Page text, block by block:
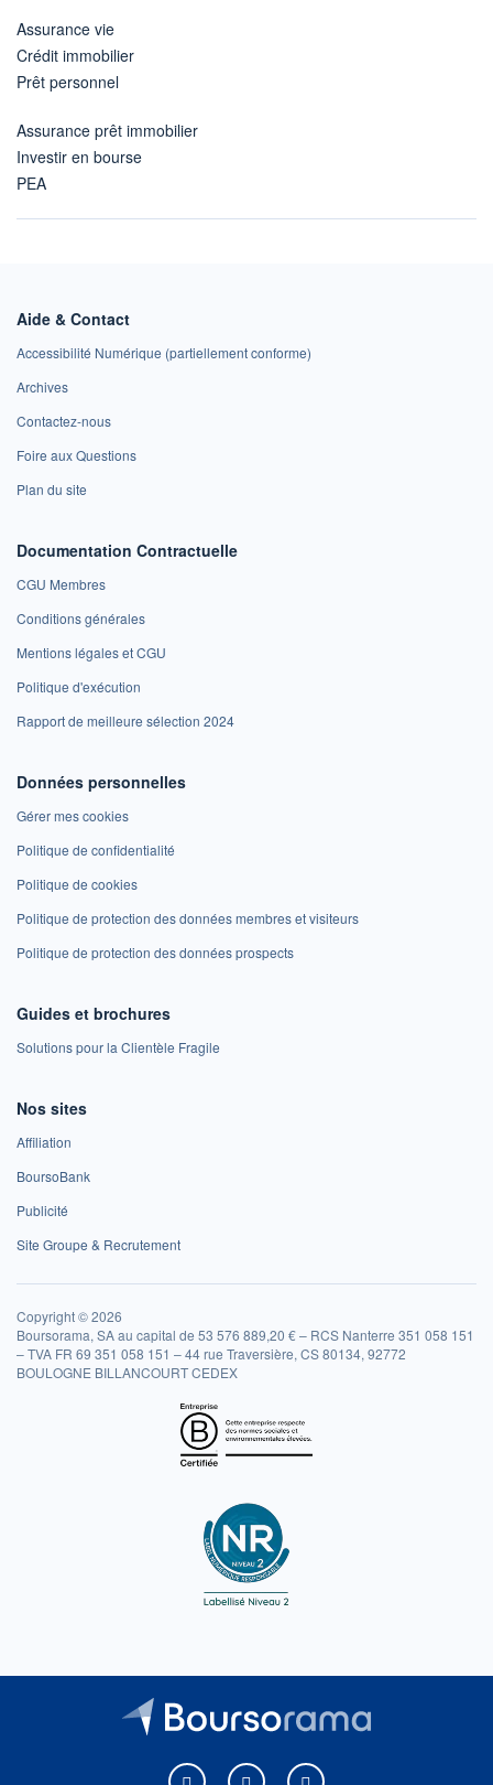
Assurance vie
Crédit immobilier
Prêt personnel
Assurance prêt immobilier
Investir en bourse
PEA
Aide & Contact
Accessibilité Numérique (partiellement conforme)
Archives
Contactez-nous
Foire aux Questions
Plan du site
Documentation Contractuelle
CGU Membres
Conditions générales
Mentions légales et CGU
Politique d'exécution
Rapport de meilleure sélection 2024
Données personnelles
Gérer mes cookies
Politique de confidentialité
Politique de cookies
Politique de protection des données membres et visiteurs
Politique de protection des données prospects
Guides et brochures
Solutions pour la Clientèle Fragile
Nos sites
Affiliation
BoursoBank
Publicité
Site Groupe & Recrutement
Copyright © 2026
Boursorama, SA au capital de 53 576 889,20 € – RCS Nanterre 351 058 151
– TVA FR 69 351 058 151 – 44 rue Traversière, CS 80134, 92772
BOULOGNE BILLANCOURT CEDEX